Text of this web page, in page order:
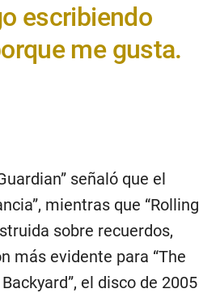
escribiendo
me gusta.
señaló que el
mientras que “Rolling
sobre recuerdos,
más evidente para “The
el disco de 2005